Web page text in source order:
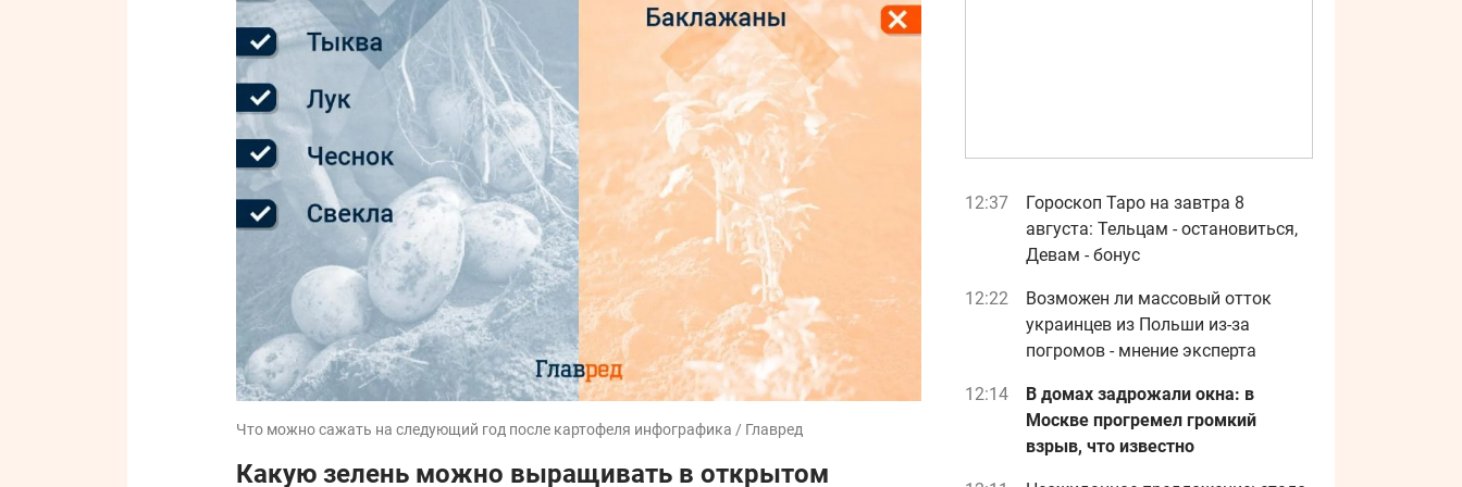
Что можно сажать на следующий год после картофеля инфографика / Главред
Какую зелень можно выращивать в открытом
12:37
Гороскоп Таро на завтра 8
августа: Тельцам - остановиться,
Девам - бонус
12:22
Возможен ли массовый отток
украинцев из Польши из-за
погромов - мнение эксперта
12:14
В домах задрожали окна: в
Москве прогремел громкий
взрыв, что известно